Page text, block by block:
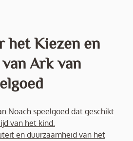
het Kiezen en
Ark van
Noach speelgoed dat geschikt
van het kind.
en duurzaamheid van het